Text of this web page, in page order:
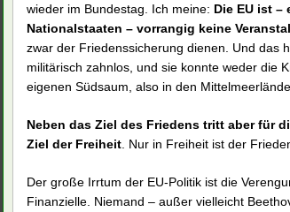
wieder im Bundestag. Ich meine: Die EU ist –
Nationalstaaten – vorrangig keine
zwar der Friedenssicherung dienen. Und das
militärisch zahnlos, und sie konnte weder die
eigenen Südsaum, also in den
Neben das Ziel des Friedens tritt aber für
Ziel der Freiheit . Nur in Freiheit ist der
Der große Irrtum der EU-Politik ist die
Finanzielle. Niemand – außer vielleicht